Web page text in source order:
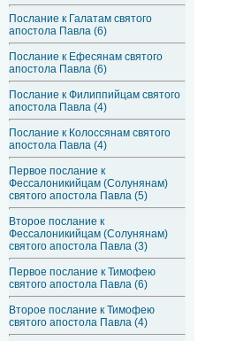
Послание к Галатам святого
апостола Павла (6)
Послание к Ефесянам святого
апостола Павла (6)
Послание к Филиппийцам святого
апостола Павла (4)
Послание к Колоссянам святого
апостола Павла (4)
Первое послание к
Фессалоникийцам (Солунянам)
святого апостола Павла (5)
Второе послание к
Фессалоникийцам (Солунянам)
святого апостола Павла (3)
Первое послание к Тимофею
святого апостола Павла (6)
Второе послание к Тимофею
святого апостола Павла (4)